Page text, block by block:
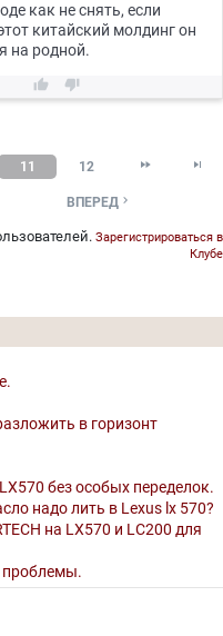
как не снять, если
китайский молдинг он
на родной.
 
11 12  
ВПЕРЕД 
Зарегистрироваться в
Клубе
в горизонт
без особых переделок.
надо лить в Lexus lx 570?
на LX570 и LC200 для
проблемы.